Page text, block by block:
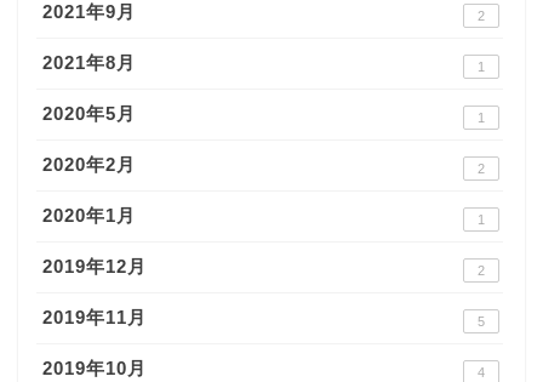
2021年9月 2
2021年8月 1
2020年5月 1
2020年2月 2
2020年1月 1
2019年12月 2
2019年11月 5
2019年10月 4